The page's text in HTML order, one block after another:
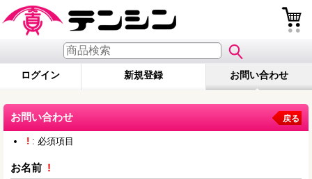
ログイン 新規登録 お問い合わせ
お問い合わせ 戻る
! : 必須項目
お名前 !